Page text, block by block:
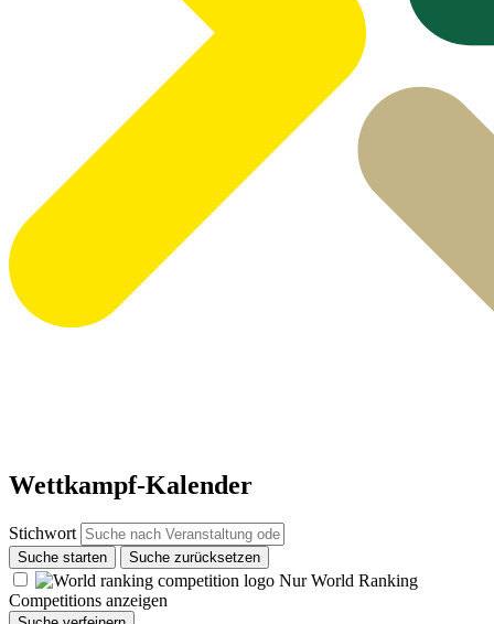
Wettkampf-Kalender
Stichwort
Suche starten Suche zurücksetzen
Nur World Ranking
Competitions anzeigen